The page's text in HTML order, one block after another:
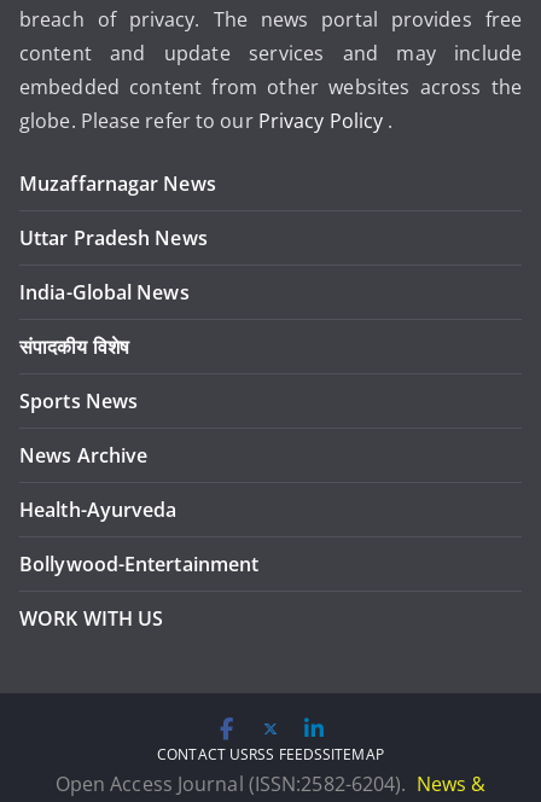
breach of privacy. The news portal provides free
content and update services and may include
embedded content from other websites across the
globe. Please refer to our Privacy Policy .
Muzaffarnagar News
Uttar Pradesh News
India-Global News
संपादकीय विशेष
Sports News
News Archive
Health-Ayurveda
Bollywood-Entertainment
WORK WITH US
CONTACT USRSS FEEDSSITEMAP
Open Access Journal (ISSN:2582-6204). News &